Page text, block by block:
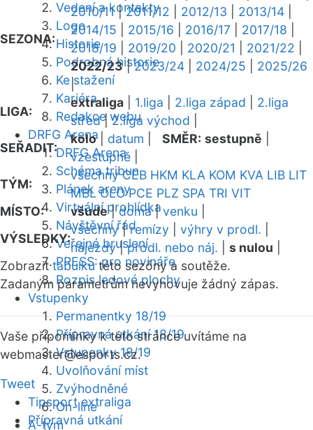
Vedení a kontakty
Logo
Historie
Podrobná historie
Ke stažení
Kariéra
Redakce webu
DRFG Arena
DRFG Arena
Schéma tribun
Plánek areny
Virtuální prohlídka
Návštěvní řád
Veřejné bruslení
PRESS: pro novináře
Rozpis ledové plochy
Vstupenky
Permanentky 18/19
Přípravná utkání 18/19
Vstupenky 18/19
Uvolňování míst
Zvýhodněné
On-line
A-tým
SEZONA:
2010/11|2011/12 2012/13 2013/14
2014/15
2015/16 2016/17 2017/18
2018/19
2019/20 2020/21 2021/22
2022/23|2023/24 2024/25
2025/26
|
LIGA:
extraliga 1.liga 2.liga západ
2.liga
střed|2.liga východ
SEŘADIT:
kolo| datum SMĚR: sestupně
vzestupně
TÝM:
všechny CEB HKM KLA KOM KVA LIB LIT
MBL OLO PCE PLZ SPA TRI VIT
MÍSTO:
všude|doma|venku
VÝSLEDKY:
všechny|remízy výhry v prodl.
nájezdy|prodl. nebo náj. s nulou
Zobrazittabulkutéto sezóny a soutěže.
Zadaným parametrům nevyhovuje žádný zápas.
Vaše připomínky k této stránce uvítáme na
webmaster@esports.cz.
Tweet
Tipsport extraliga
Přípravná utkání